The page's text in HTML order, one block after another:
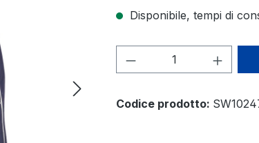
Disponibile, tempi di
Quantità del
Codice prodotto: